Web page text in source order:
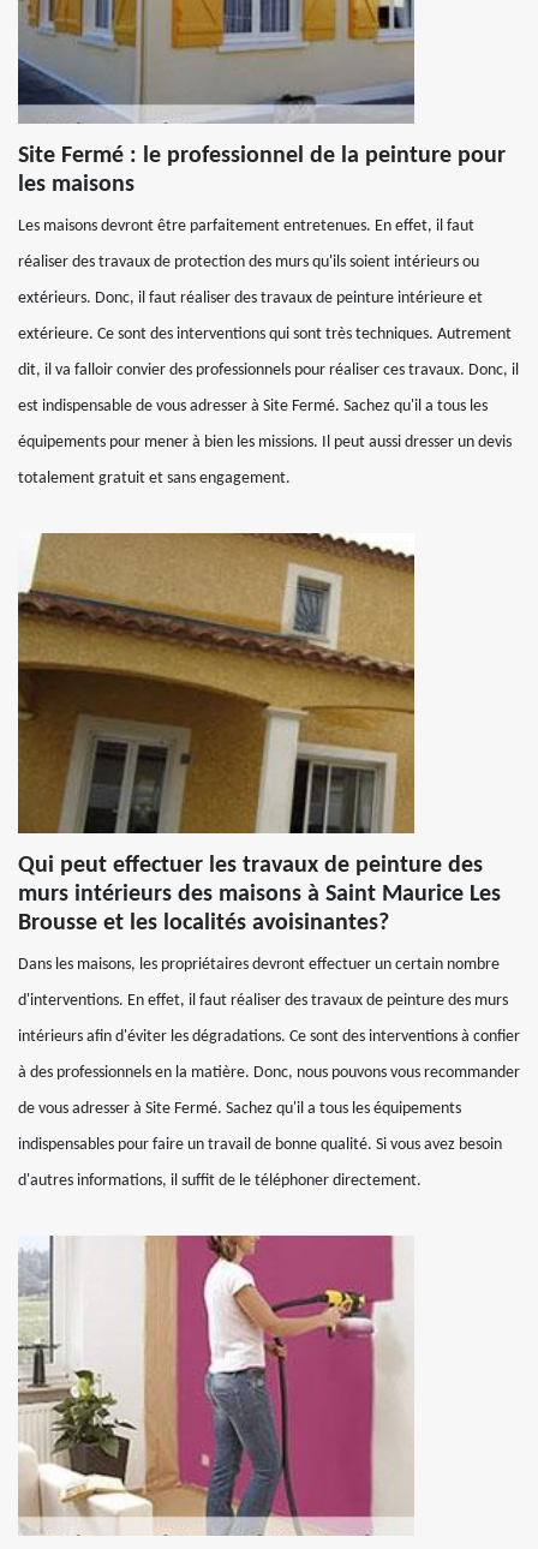
Site Fermé : le professionnel de la peinture pour
les maisons
Les maisons devront être parfaitement entretenues. En effet, il faut
réaliser des travaux de protection des murs qu'ils soient intérieurs ou
extérieurs. Donc, il faut réaliser des travaux de peinture intérieure et
extérieure. Ce sont des interventions qui sont très techniques. Autrement
dit, il va falloir convier des professionnels pour réaliser ces travaux. Donc, il
est indispensable de vous adresser à Site Fermé. Sachez qu'il a tous les
équipements pour mener à bien les missions. Il peut aussi dresser un devis
totalement gratuit et sans engagement.
Qui peut effectuer les travaux de peinture des
murs intérieurs des maisons à Saint Maurice Les
Brousse et les localités avoisinantes?
Dans les maisons, les propriétaires devront effectuer un certain nombre
d'interventions. En effet, il faut réaliser des travaux de peinture des murs
intérieurs afin d'éviter les dégradations. Ce sont des interventions à confier
à des professionnels en la matière. Donc, nous pouvons vous recommander
de vous adresser à Site Fermé. Sachez qu'il a tous les équipements
indispensables pour faire un travail de bonne qualité. Si vous avez besoin
d'autres informations, il suffit de le téléphoner directement.